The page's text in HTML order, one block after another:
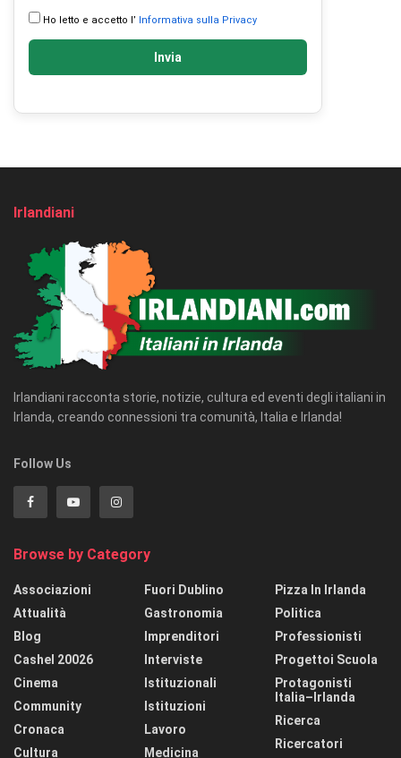
Ho letto e accetto l’ Informativa sulla Privacy
Invia
Irlandiani
Irlandiani racconta storie, notizie, cultura ed eventi degli italiani in
Irlanda, creando connessioni tra comunità, Italia e Irlanda!
Follow Us
Browse by Category
Associazioni
Attualità
Blog
Cashel 20026
Cinema
Community
Cronaca
Cultura
Fuori Dublino
Gastronomia
Imprenditori
Interviste
Istituzionali
Istituzioni
Lavoro
Medicina
Pizza In Irlanda
Politica
Professionisti
Progettoi Scuola
Protagonisti
Italia–Irlanda
Ricerca
Ricercatori